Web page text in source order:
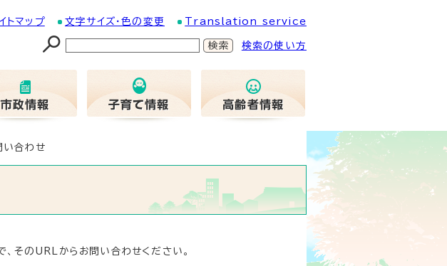
トマップ 文字サイズ・色の変更 Translation service
検索の使い方
合わせ
そのURLからお問い合わせください。